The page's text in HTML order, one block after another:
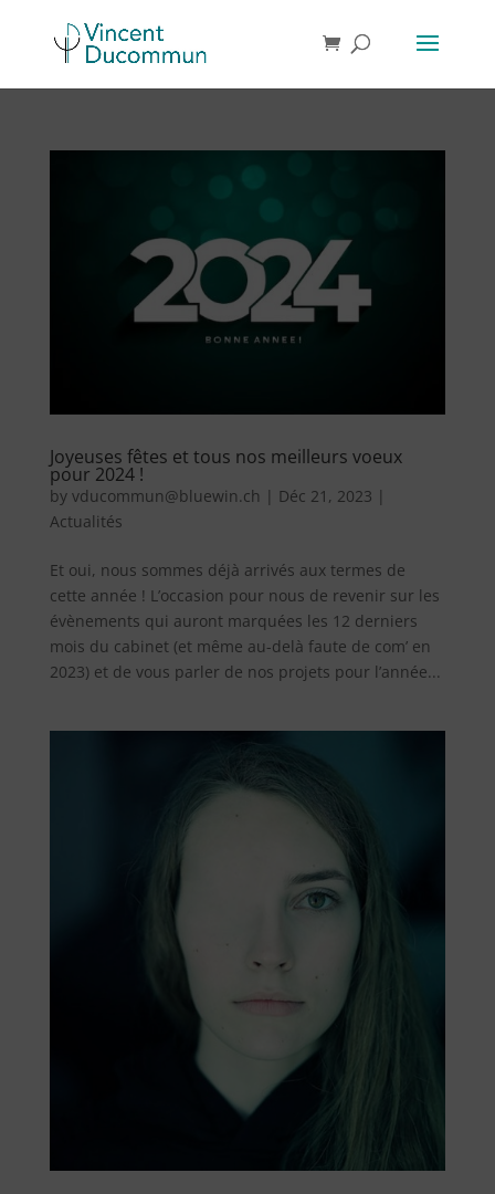
Joyeuses fêtes et tous nos meilleurs voeux
pour 2024 !
by vducommun@bluewin.ch | Déc 21, 2023 |
Actualités
Et oui, nous sommes déjà arrivés aux termes de
cette année ! L’occasion pour nous de revenir sur les
évènements qui auront marquées les 12 derniers
mois du cabinet (et même au-delà faute de com’ en
2023) et de vous parler de nos projets pour l’année...